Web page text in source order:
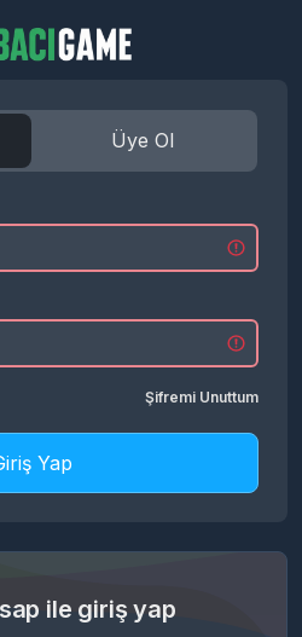
Üye Ol
Şifremi Unuttum
Yap
ile giriş yap